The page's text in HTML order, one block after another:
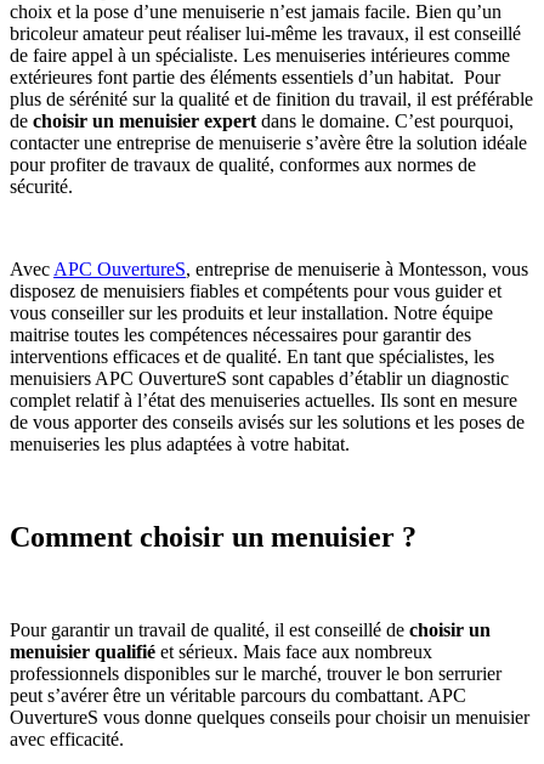
choix et la pose d’une menuiserie n’est jamais facile. Bien qu’un
bricoleur amateur peut réaliser lui-même les travaux, il est conseillé
de faire appel à un spécialiste. Les menuiseries intérieures comme
extérieures font partie des éléments essentiels d’un habitat. Pour
plus de sérénité sur la qualité et de finition du travail, il est préférable
de choisir un menuisier expert dans le domaine. C’est pourquoi,
contacter une entreprise de menuiserie s’avère être la solution idéale
pour profiter de travaux de qualité, conformes aux normes de
sécurité.
Avec APC OuvertureS, entreprise de menuiserie à Montesson, vous
disposez de menuisiers fiables et compétents pour vous guider et
vous conseiller sur les produits et leur installation. Notre équipe
maitrise toutes les compétences nécessaires pour garantir des
interventions efficaces et de qualité. En tant que spécialistes, les
menuisiers APC OuvertureS sont capables d’établir un diagnostic
complet relatif à l’état des menuiseries actuelles. Ils sont en mesure
de vous apporter des conseils avisés sur les solutions et les poses de
menuiseries les plus adaptées à votre habitat.
Comment choisir un menuisier ?
Pour garantir un travail de qualité, il est conseillé de choisir un
menuisier qualifié et sérieux. Mais face aux nombreux
professionnels disponibles sur le marché, trouver le bon serrurier
peut s’avérer être un véritable parcours du combattant. APC
OuvertureS vous donne quelques conseils pour choisir un menuisier
avec efficacité.